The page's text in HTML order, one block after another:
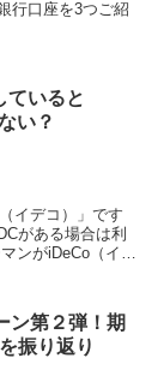
行口座を3つご紹
ていると
い？
イデコ）」です
がある場合は利
ンがiDeCo（イデ
ン第２弾！期
振り返り